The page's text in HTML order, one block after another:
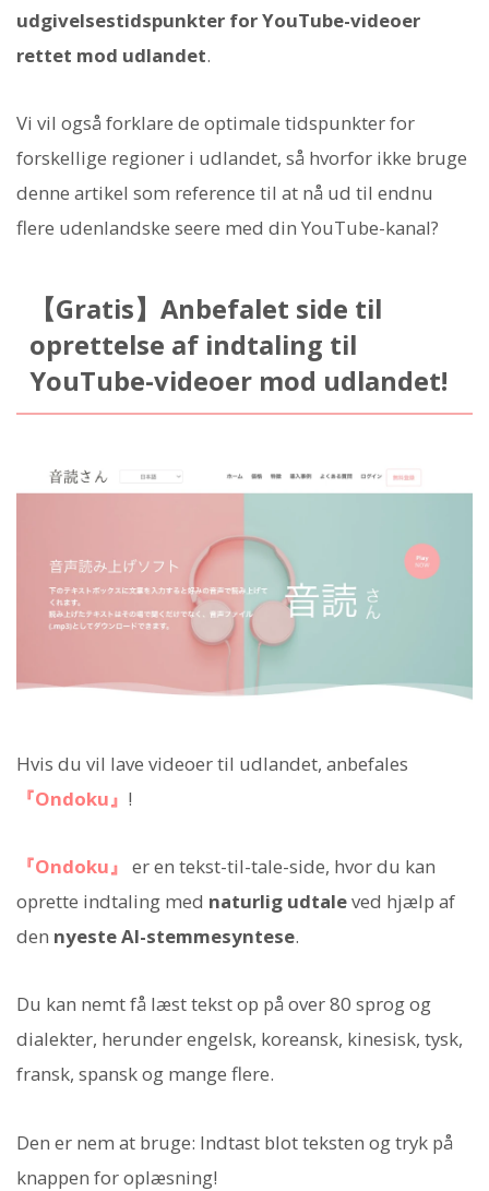
udgivelsestidspunkter for YouTube-videoer
rettet mod udlandet.
Vi vil også forklare de optimale tidspunkter for
forskellige regioner i udlandet, så hvorfor ikke bruge
denne artikel som reference til at nå ud til endnu
flere udenlandske seere med din YouTube-kanal?
【Gratis】Anbefalet side til
oprettelse af indtaling til
YouTube-videoer mod udlandet!
Hvis du vil lave videoer til udlandet, anbefales
『Ondoku』 !
『Ondoku』 er en tekst-til-tale-side, hvor du kan
oprette indtaling med naturlig udtaleved hjælp af
den nyeste AI-stemmesyntese.
Du kan nemt få læst tekst op på over 80 sprog og
dialekter, herunder engelsk, koreansk, kinesisk, tysk,
fransk, spansk og mange flere.
Den er nem at bruge: Indtast blot teksten og tryk på
knappen for oplæsning!